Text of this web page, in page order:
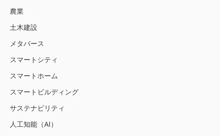
農業
土木建設
メタバース
スマートシティ
スマートホーム
スマートビルディング
サステナビリティ
人工知能（AI）